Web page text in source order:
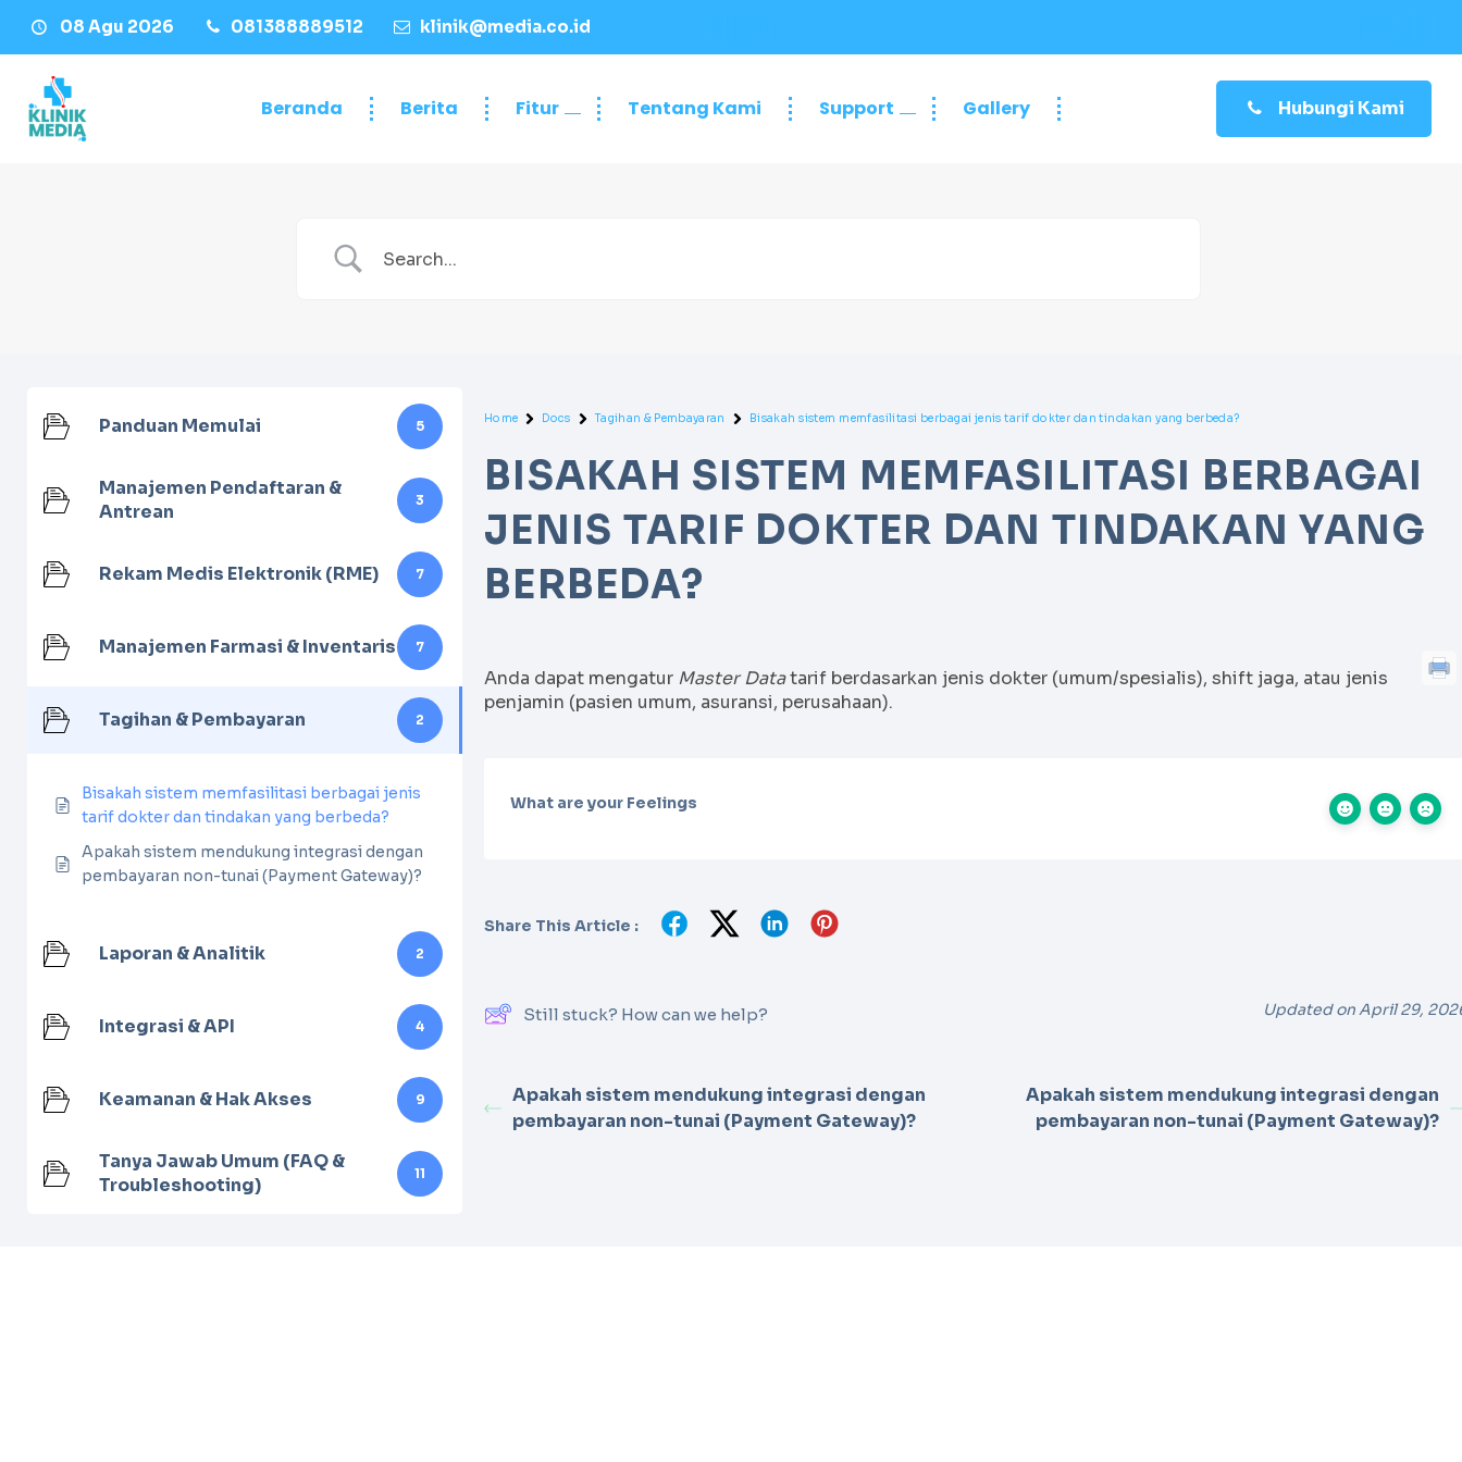
08 Agu 2026 081388889512 klinik@media.co.id
Beranda Berita Fitur Tentang Kami Support Gallery Hubungi Kami
Panduan Memulai 5
Manajemen Pendaftaran &
Antrean
3
Rekam Medis Elektronik (RME) 7
Manajemen Farmasi & Inventaris 7
Tagihan & Pembayaran 2
Bisakah sistem memfasilitasi berbagai jenis
tarif dokter dan tindakan yang berbeda?
Apakah sistem mendukung integrasi dengan
pembayaran non-tunai (Payment Gateway)?
Laporan & Analitik 2
Integrasi & API 4
Keamanan & Hak Akses 9
Tanya Jawab Umum (FAQ &
Troubleshooting)
11
Home Docs Tagihan & Pembayaran Bisakah sistem memfasilitasi berbagai jenis tarif dokter dan tindakan yang berbeda?
BISAKAH SISTEM MEMFASILITASI BERBAGAI
JENIS TARIF DOKTER DAN TINDAKAN YANG
BERBEDA?
Anda dapat mengatur Master Datatarif berdasarkan jenis dokter (umum/spesialis), shift jaga, atau jenis
penjamin (pasien umum, asuransi, perusahaan).
What are your Feelings
Share This Article :
Still stuck? How can we help? Updated on April 29,
Apakah sistem mendukung integrasi dengan
pembayaran non-tunai (Payment Gateway)?
Apakah sistem mendukung integrasi dengan
pembayaran non-tunai (Payment Gateway)?